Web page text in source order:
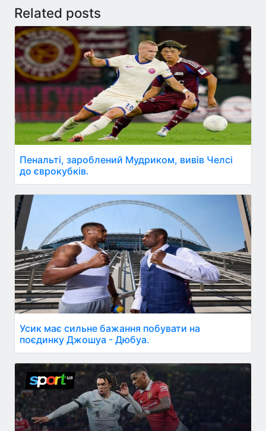
Related posts
Пенальті, зароблений Мудриком, вивів Челсі
до єврокубків.
Усик має сильне бажання побувати на
поєдинку Джошуа - Дюбуа.